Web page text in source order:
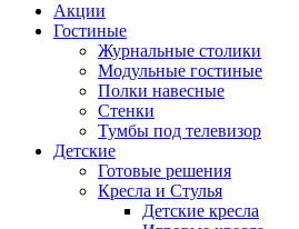
Акции
Гостиные
Журнальные столики
Модульные гостиные
Полки навесные
Стенки
Тумбы под телевизор
Детские
Готовые решения
Кресла и Стулья
Детские кресла